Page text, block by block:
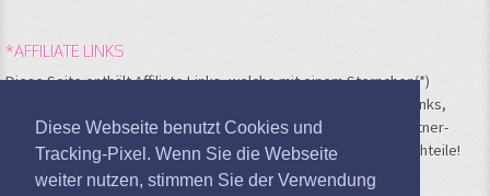
Diese Webseite benutzt Cookies und
Tracking-Pixel. Wenn Sie die Webseite
weiter nutzen, stimmen Sie der Verwendung
*AFFILIATE LINKS
Diese Seite enthält Affiliate Links, welche mit einem Sternchen(*)
markiert sind. Im Falle eines Kaufs nach Klick auf einen dieser Links,
bekomme ich eine kleine Verkaufsprovision vom jeweiligen Partner-
Shop. Für Dich entstehen hierbei keinerlei Kosten und oder Nachteile!